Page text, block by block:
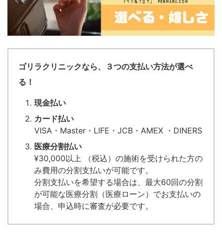
ゴリラクリニックなら、３つの支払い方法が選べ
る！
現金払い
カード払い
VISA・Master・LIFE・JCB・AMEX ・DINERS
医療分割払い
¥30,000以上 （税込）の施術を受けられた方の
み費用の分割支払いが可能です。
分割支払いを希望する場合は、最大60回の分割
が可能な医療分割（医療ローン）でお支払いの
場合、申込時に審査が必要です。